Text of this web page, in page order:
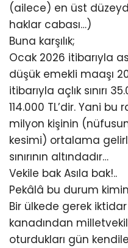
(ailece) en üst
haklar cabası…)
Buna karşılık;
Ocak 2026 itibarıyla
düşük emekli maaşı
itibarıyla açlık sınırı
114.000 TL’dir. Yani
milyon kişinin
kesimi) ortalama
sınırının altındadır…
Vekile bak Asıla bak!..
Pekâlâ bu durum
Bir ülkede gerek
kanadından
oturdukları gün